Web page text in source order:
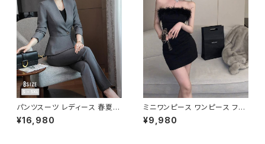
ーツスカート オフィス OL オフィ
スカジュアル ビジネス 結婚式
パーティー お呼ばれ ネイビー 1
0代 20代 30代 40代 C-WAW
1052
パンツスーツ レディース 春夏
秋冬 春 夏 秋 冬 黒 紺 スーツ
上下セット 2点セット ジャケット
¥16,980
ミニワンピース ワンピース フェ
ザーデザイン タイトワンピース
チューブトップ レディース 春夏
¥9,980